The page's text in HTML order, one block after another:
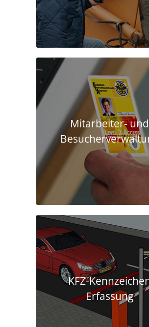
Mitarbeiter- und
KFZ-
Erfassung